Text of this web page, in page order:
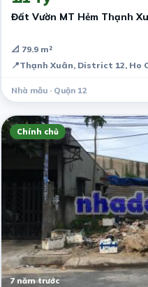
Đất Vườn MT Hẻm Thạnh
📐 79.9 m²
📍Thạnh Xuân, District 12, Ho
Nhà mẫu · Quận 12
Chính chủ
7 năm trước